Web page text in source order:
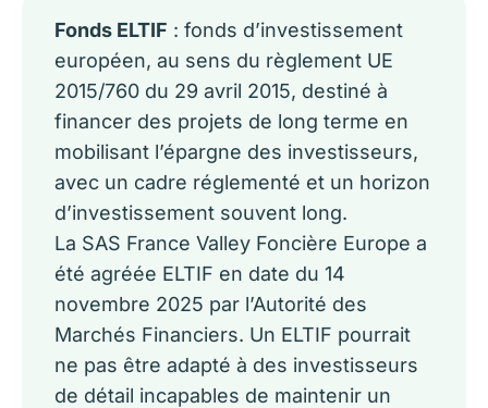
Fonds ELTIF : fonds d’investissement
européen, au sens du règlement UE
2015/760 du 29 avril 2015, destiné à
financer des projets de long terme en
mobilisant l’épargne des investisseurs,
avec un cadre réglementé et un horizon
d’investissement souvent long.
La SAS France Valley Foncière Europe a
été agréée ELTIF en date du 14
novembre 2025 par l’Autorité des
Marchés Financiers. Un ELTIF pourrait
ne pas être adapté à des investisseurs
de détail incapables de maintenir un